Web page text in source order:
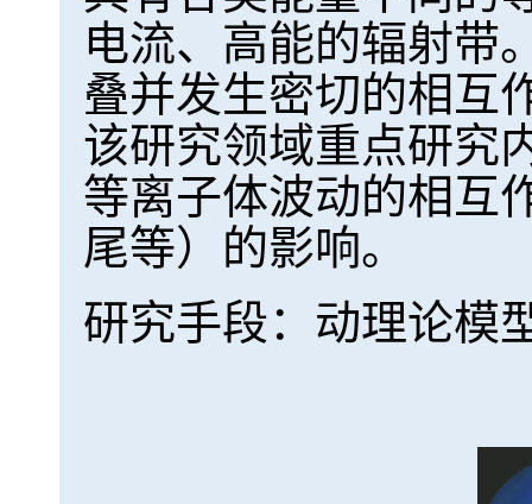
电流、高能的辐射带
叠并发生密切的相互
该研究领域重点研究
等离子体波动的相互
尾等）的影响。
研究手段：动理论模